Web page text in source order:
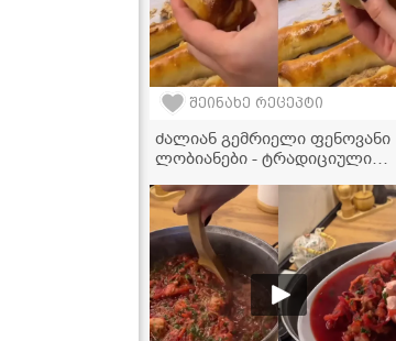
შეინახე რეცეპტი
ძალიან გემრიელი ფენოვანი
ლობიანები - ტრადიციული